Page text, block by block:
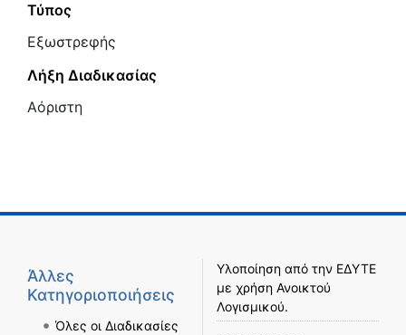
Τύπος
Εξωστρεφής
Λήξη Διαδικασίας
Αόριστη
Άλλες
Κατηγοριοποιήσεις
Όλες οι Διαδικασίες
Υλοποίηση από την ΕΔΥΤΕ
με χρήση Ανοικτού
Λογισμικού.